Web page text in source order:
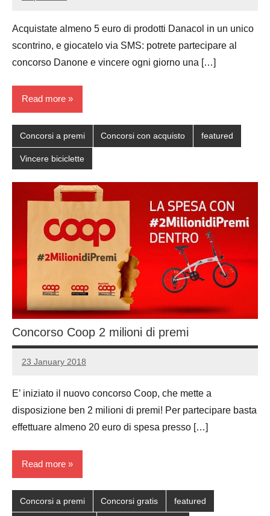
Luca
No
Acquistate almeno 5 euro di prodotti Danacol in un unico
scontrino, e giocatelo via SMS: potrete partecipare al
concorso Danone e vincere ogni giorno una […]
Read more
Concorsi a premi Concorsi con acquisto featured
Vincere biciclette
Concorso Coop 2 milioni di premi
23 January 2018
Luca
4
E’ iniziato il nuovo concorso Coop, che mette a
disposizione ben 2 milioni di premi! Per partecipare basta
effettuare almeno 20 euro di spesa presso […]
Read more
Concorsi a premi Concorsi gratis featured